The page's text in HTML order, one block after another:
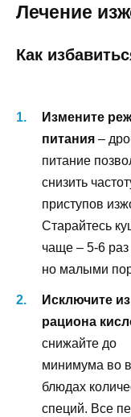
Лечение
Как
Измените
питания –
питание
снизить
приступов
Старайтесь
чаще – 5-6 раз
но малыми
Исключите из
рациона
снижайте до
минимума во
блюдах
специй. Все